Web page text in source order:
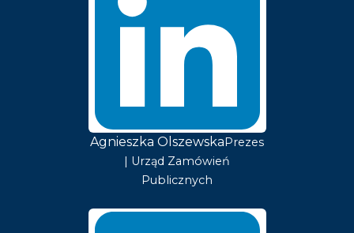
Agnieszka OlszewskaPrezes
| Urząd Zamówień
Publicznych